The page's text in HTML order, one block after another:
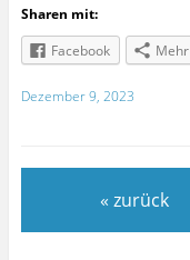
Sharen mit:
Facebook
Mehr
Dezember 9, 2023
« zurück